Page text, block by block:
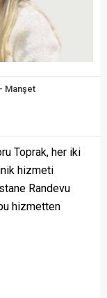
- Manşet
Toprak, her iki
hizmeti
Randevu
hizmetten